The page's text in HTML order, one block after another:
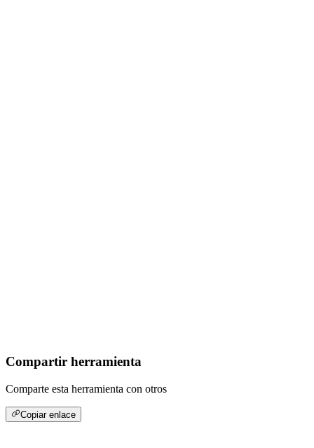
Compartir herramienta
Comparte esta herramienta con otros
Copiar enlace